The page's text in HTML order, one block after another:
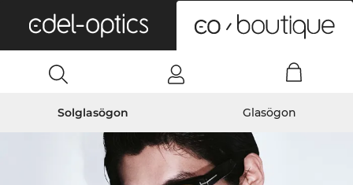
Solglasögon Glasögon